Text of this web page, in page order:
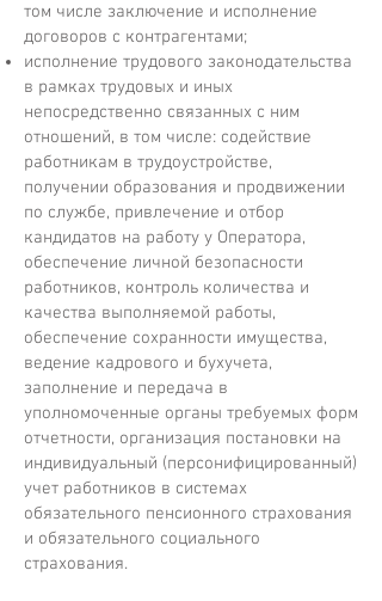
том числе заключение и исполнение
договоров с контрагентами;
исполнение трудового законодательства
в рамках трудовых и иных
непосредственно связанных с ним
отношений, в том числе: содействие
работникам в трудоустройстве,
получении образования и продвижении
по службе, привлечение и отбор
кандидатов на работу у Оператора,
обеспечение личной безопасности
работников, контроль количества и
качества выполняемой работы,
обеспечение сохранности имущества,
ведение кадрового и бухучета,
заполнение и передача в
уполномоченные органы требуемых форм
отчетности, организация постановки на
индивидуальный (персонифицированный)
учет работников в системах
обязательного пенсионного страхования
и обязательного социального
страхования.